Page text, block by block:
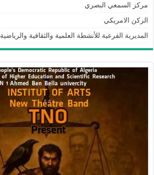
مركز السمعي البصري
الركن الامريكي
المديرية الفرعية للأنشطة العلمية والثقافية والرياضية